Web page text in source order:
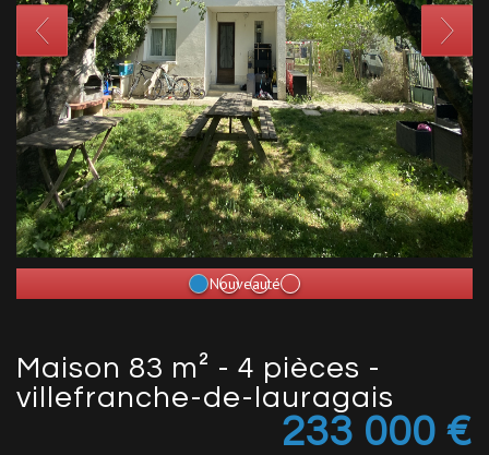
Nouveauté
maison 83 m² - 4 pièces -
villefranche-de-lauragais
233 000 €